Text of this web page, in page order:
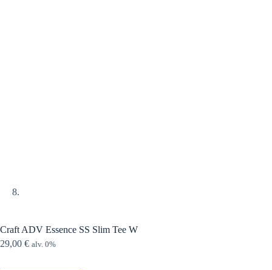
Craft ADV Essence SS Slim Tee W
29,00 € alv. 0%